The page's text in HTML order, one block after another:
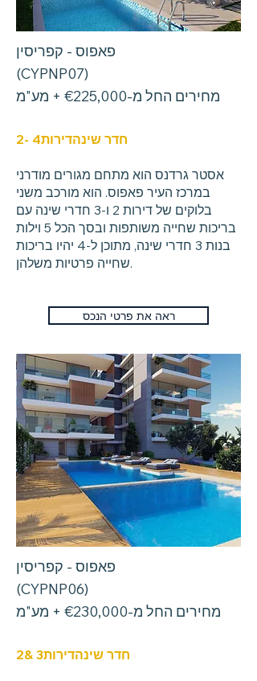
(CYPNP07)
מחירים החל מ-€225,000 + מע"מ
2- 4 חדר שינהדירות
אסטר גרדנס הוא מתחם מגורים מודרני
במרכז העיר פאפוס. הוא מורכב משני
בלוקים של דירות 2 ו-3 חדרי שינה עם
בריכות שחייה משותפות ובסך הכל 5 וילות
בנות 3 חדרי שינה, מתוכן ל-4 יהיו בריכות
שחייה פרטיות משלהן.
ראה את פרטי הנכס
(CYPNP06)
מחירים החל מ-€230,000 + מע"מ
2& 3 חדר שינהדירות